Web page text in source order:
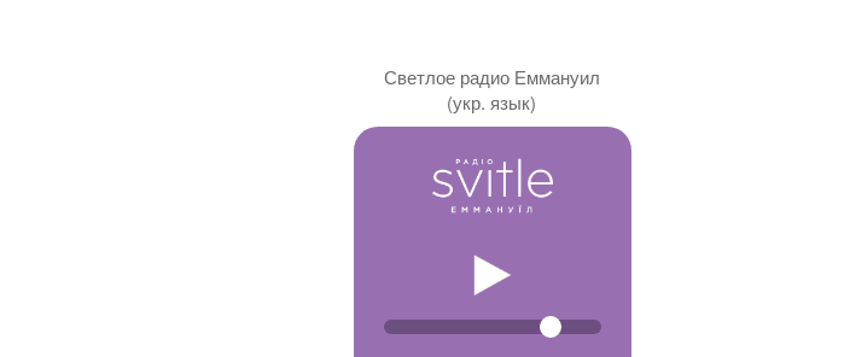
Светлое радио Еммануил
(укр. язык)